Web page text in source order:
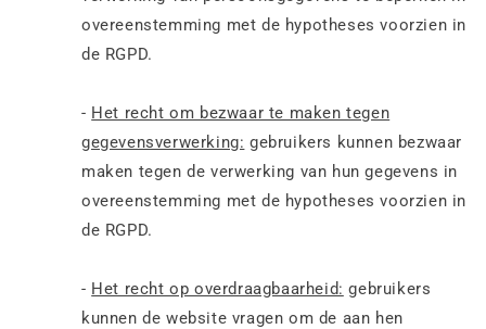
overeenstemming met de hypotheses voorzien in
de RGPD.
- Het recht om bezwaar te maken tegen
gegevensverwerking: gebruikers kunnen bezwaar
maken tegen de verwerking van hun gegevens in
overeenstemming met de hypotheses voorzien in
de RGPD.
- Het recht op overdraagbaarheid: gebruikers
kunnen de website vragen om de aan hen